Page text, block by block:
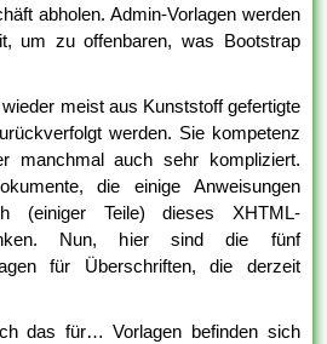
abholen. Admin-Vorlagen werden
um zu offenbaren, was Bootstrap
meist aus Kunststoff gefertigte
werden. Sie kompetenz
manchmal auch sehr kompliziert.
die einige Anweisungen
(einiger Teile) dieses XHTML-
Nun, hier sind die fünf
für Überschriften, die derzeit
das für… Vorlagen befinden sich